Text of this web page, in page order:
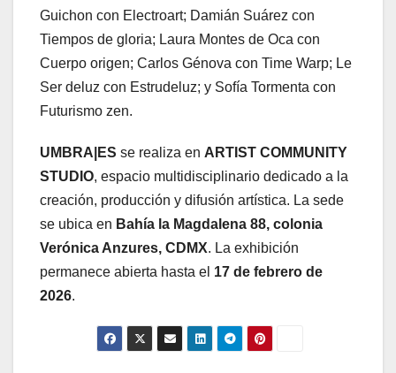
Guichon con Electroart; Damián Suárez con
Tiempos de gloria; Laura Montes de Oca con
Cuerpo origen; Carlos Génova con Time Warp; Le
Ser deluz con Estrudeluz; y Sofía Tormenta con
Futurismo zen.
UMBRA|ES se realiza en ARTIST COMMUNITY
STUDIO, espacio multidisciplinario dedicado a la
creación, producción y difusión artística. La sede
se ubica en Bahía la Magdalena 88, colonia
Verónica Anzures, CDMX. La exhibición
permanece abierta hasta el 17 de febrero de
2026.